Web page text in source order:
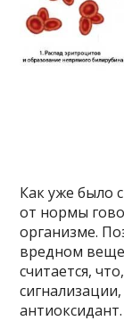
Как уже было
от нормы
организме.
вредном
считается,
антиоксидант.